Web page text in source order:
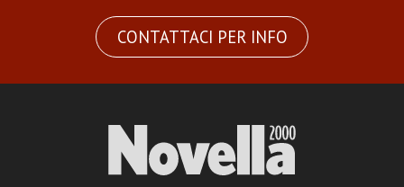
CONTATTACI PER INFO